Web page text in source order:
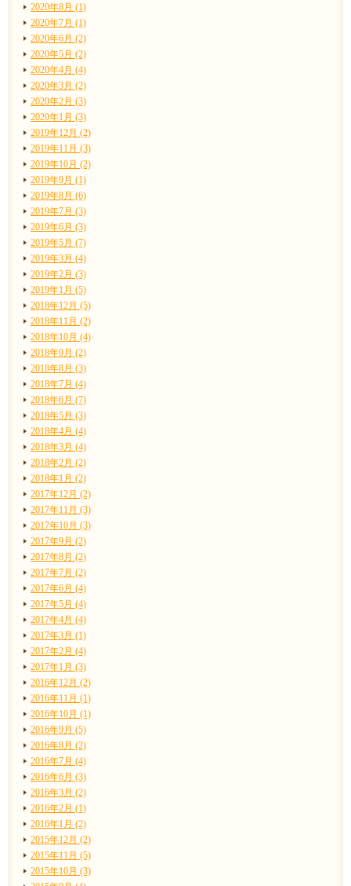
2020年8月 (1)
2020年7月 (1)
2020年6月 (2)
2020年5月 (2)
2020年4月 (4)
2020年3月 (2)
2020年2月 (3)
2020年1月 (3)
2019年12月 (2)
2019年11月 (3)
2019年10月 (2)
2019年9月 (1)
2019年8月 (6)
2019年7月 (3)
2019年6月 (3)
2019年5月 (7)
2019年3月 (4)
2019年2月 (3)
2019年1月 (5)
2018年12月 (5)
2018年11月 (2)
2018年10月 (4)
2018年9月 (2)
2018年8月 (3)
2018年7月 (4)
2018年6月 (7)
2018年5月 (3)
2018年4月 (4)
2018年3月 (4)
2018年2月 (2)
2018年1月 (2)
2017年12月 (2)
2017年11月 (3)
2017年10月 (3)
2017年9月 (2)
2017年8月 (2)
2017年7月 (2)
2017年6月 (4)
2017年5月 (4)
2017年4月 (4)
2017年3月 (1)
2017年2月 (4)
2017年1月 (3)
2016年12月 (2)
2016年11月 (1)
2016年10月 (1)
2016年9月 (5)
2016年8月 (2)
2016年7月 (4)
2016年6月 (3)
2016年3月 (2)
2016年2月 (1)
2016年1月 (2)
2015年12月 (2)
2015年11月 (5)
2015年10月 (3)